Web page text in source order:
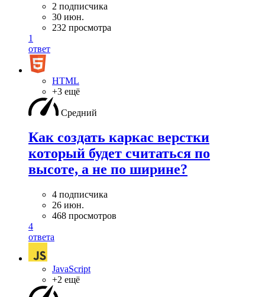
2 подписчика
30 июн.
232 просмотра
1
ответ
HTML
+3 ещё
Средний
Как создать каркас верстки
который будет считаться по
высоте, а не по ширине?
4 подписчика
26 июн.
468 просмотров
4
ответа
JavaScript
+2 ещё